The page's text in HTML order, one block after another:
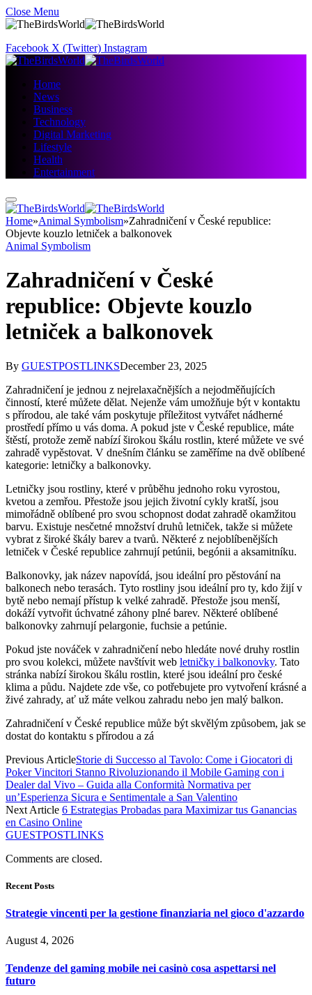
Close Menu
Facebook X (Twitter) Instagram
Home
News
Business
Technology
Digital Marketing
Lifestyle
Health
Entertainment
Home»Animal Symbolism»Zahradničení v České republice:
Objevte kouzlo letniček a balkonovek
Animal Symbolism
Zahradničení v České
republice: Objevte kouzlo
letniček a balkonovek
By GUESTPOSTLINKSDecember 23, 2025
Zahradničení je jednou z nejrelaxačnějších a nejodměňujících
činností, které můžete dělat. Nejenže vám umožňuje být v kontaktu
s přírodou, ale také vám poskytuje příležitost vytvářet nádherné
prostředí přímo u vás doma. A pokud jste v České republice, máte
štěstí, protože země nabízí širokou škálu rostlin, které můžete ve své
zahradě vypěstovat. V dnešním článku se zaměříme na dvě oblíbené
kategorie: letničky a balkonovky.
Letničky jsou rostliny, které v průběhu jednoho roku vyrostou,
kvetou a zemřou. Přestože jsou jejich životní cykly kratší, jsou
mimořádně oblíbené pro svou schopnost dodat zahradě okamžitou
barvu. Existuje nesčetné množství druhů letniček, takže si můžete
vybrat z široké škály barev a tvarů. Některé z nejoblíbenějších
letniček v České republice zahrnují petúnii, begónii a aksamitníku.
Balkonovky, jak název napovídá, jsou ideální pro pěstování na
balkonech nebo terasách. Tyto rostliny jsou ideální pro ty, kdo žijí v
bytě nebo nemají přístup k velké zahradě. Přestože jsou menší,
dokáží vytvořit úchvatné záhony plné barev. Některé oblíbené
balkonovky zahrnují pelargonie, fuchsie a petúnie.
Pokud jste nováček v zahradničení nebo hledáte nové druhy rostlin
pro svou kolekci, můžete navštívit web letničky i balkonovky. Tato
stránka nabízí širokou škálu rostlin, které jsou ideální pro české
klima a půdu. Najdete zde vše, co potřebujete pro vytvoření krásné a
živé zahrady, ať už máte velkou zahradu nebo jen malý balkon.
Zahradničení v České republice může být skvělým způsobem, jak se
dostat do kontaktu s přírodou a zá
Previous ArticleStorie di Successo al Tavolo: Come i Giocatori di
Poker Vincitori Stanno Rivoluzionando il Mobile Gaming con i
Dealer dal Vivo – Guida alla Conformità Normativa per
un’Esperienza Sicura e Sentimentale a San Valentino
Next Article 6 Estrategias Probadas para Maximizar tus Ganancias
en Casino Online
GUESTPOSTLINKS
Comments are closed.
Recent Posts
Strategie vincenti per la gestione finanziaria nel gioco d'azzardo
August 4, 2026
Tendenze del gaming mobile nei casinò cosa aspettarsi nel
futuro